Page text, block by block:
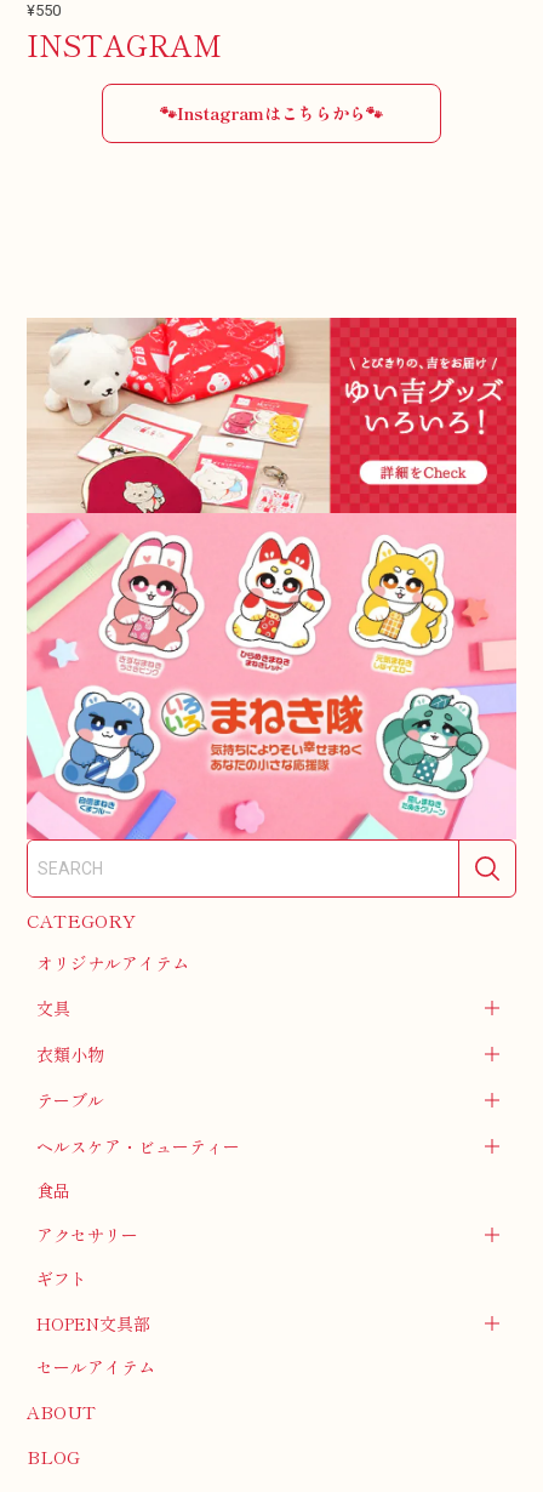
CATEGORY
オリジナルアイテム
文具
衣類小物
テーブル
ヘルスケア・ビューティー
食品
アクセサリー
ギフト
HOPEN文具部
セールアイテム
ABOUT
BLOG
¥550
INSTAGRAM
🐾Instagramはこちらから🐾